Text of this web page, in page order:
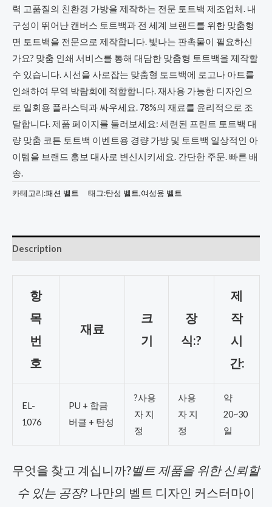
력 고품질의 친환경 가방을 제작하는 전문 토트백 제조업체. 내
구성이 뛰어난 캔버스 토트백과 전 세계 브랜드를 위한 맞춤형
면 토트백을 전문으로 제작합니다. 빛나는 판촉물이 필요하신
가요? 맞춤 인쇄 서비스를 통해 대담한 맞춤형 토트백을 제작할
수 있습니다. 시선을 사로잡는 맞춤형 토트백에 로고나 아트를
인쇄하여 무역 박람회에 적합합니다. 재사용 가능한 디자인으
로 일회용 플라스틱과 싸우세요. 78%의 재료를 윤리적으로 조
달합니다. 제품 페이지를 둘러보세요: 세련된 프린트 토트백 대
량 맞춤 코튼 토트백 이벤트용 경량 가방 및 토트백 일상적인 아
이템을 브랜드 홍보 대사로 변신시키세요. 간단한 주문. 빠른 배
송.
카테고리:패션 벨트 태그:탄성 벨트,여성용 벨트
Description
항
목
번
호
재료
크
기
장
식:?
제
작
시
간:
EL-
1076
PU + 합금
버클 + 탄성
?사용
자 지
정
사용
자 지
정
약
20~30
일
무엇을 찾고 계십니까?벨트 제품을 위한 신뢰할
수 있는 공장? 나만의 벨트 디자인 커스터마이